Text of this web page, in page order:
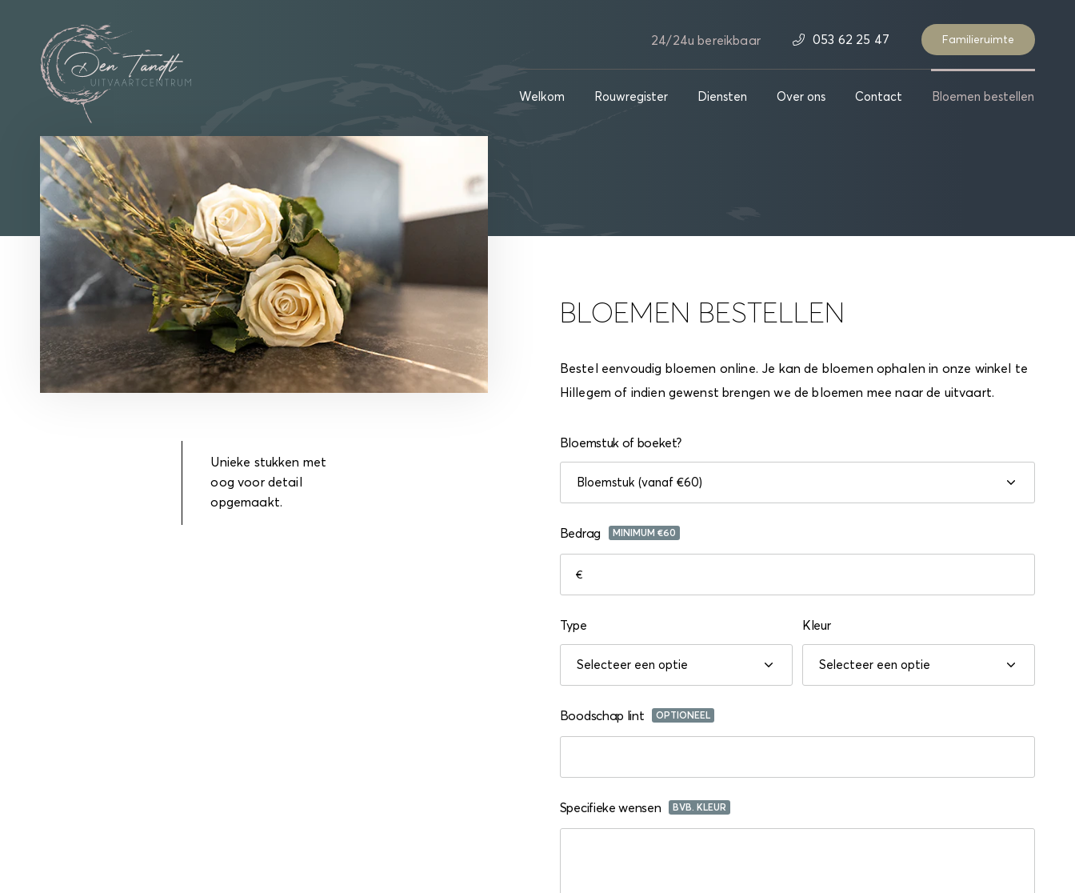
24/24u bereikbaar 053 62 25 47 Familieruimte
Welkom Rouwregister Diensten Over ons Contact Bloemen bestellen
Unieke stukken met
oog voor detail
opgemaakt.
BLOEMEN BESTELLEN
Bestel eenvoudig bloemen online. Je kan de bloemen ophalen in onze winkel te
Hillegem of indien gewenst brengen we de bloemen mee naar de uitvaart.
Bloemstuk of boeket?
Bedrag MINIMUM €60
€
Type Kleur
Boodschap lint OPTIONEEL
Specifieke wensen BVB. KLEUR